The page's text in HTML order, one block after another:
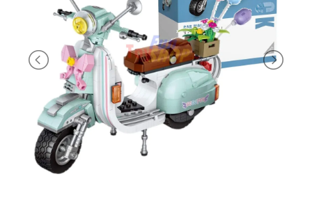
PUZZLE
SYLVANIAN
VALIGERIA-
BORSETTE